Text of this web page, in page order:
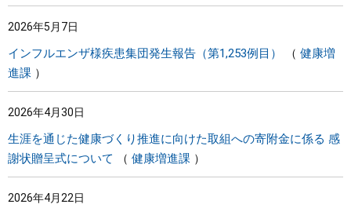
2026年5月7日
インフルエンザ様疾患集団発生報告（第1,253例目）
健康増
進課
2026年4月30日
生涯を通じた健康づくり推進に向けた取組への寄附金に係る 感
謝状贈呈式について
健康増進課
2026年4月22日